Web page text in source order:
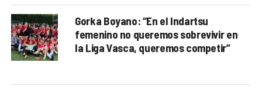
Gorka Boyano: “En el Indartsu
femenino no queremos sobrevivir en
la Liga Vasca, queremos competir”